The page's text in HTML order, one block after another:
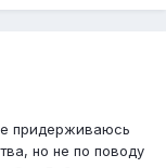
придерживаюсь
но не по поводу